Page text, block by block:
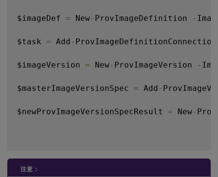
$imageDef = New- ProvImageDefinition -
$task = Add -
$imageVersion = New- ProvImageVersion -
$masterImageVersionSpec = Add -
$newProvImageVersionSpecResult = New-
注意：